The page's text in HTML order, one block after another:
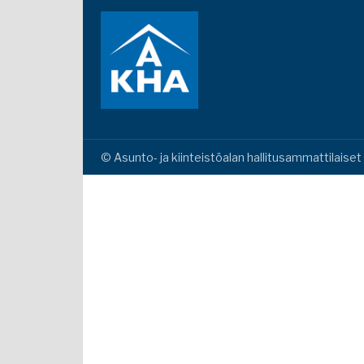
© Asunto- ja kiinteistöalan hallitusammattilaiset